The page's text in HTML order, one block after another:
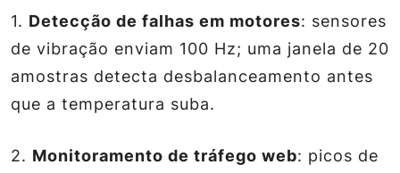
1. Detecção de falhas em motores: sensores
de vibração enviam 100 Hz; uma janela de 20
amostras detecta desbalanceamento antes
que a temperatura suba.
2. Monitoramento de tráfego web: picos de